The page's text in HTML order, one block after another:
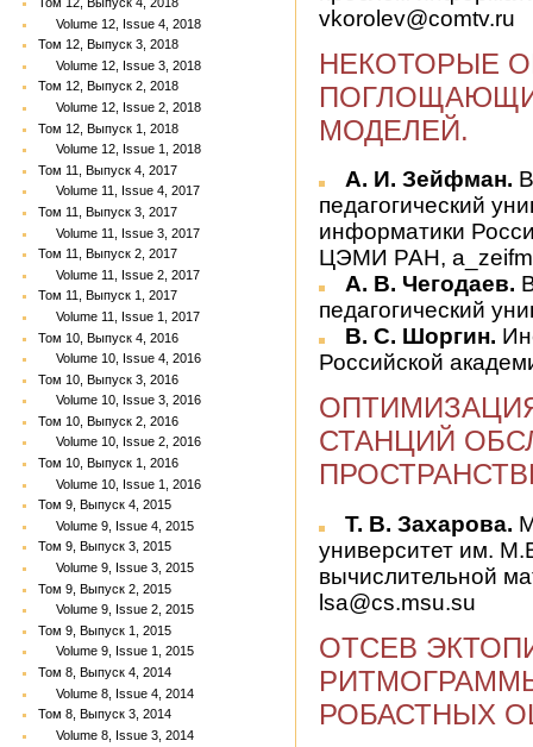
Volume 12, Issue 4, 2018
Том 12, Выпуск 3, 2018
Volume 12, Issue 3, 2018
Том 12, Выпуск 2, 2018
Volume 12, Issue 2, 2018
Том 12, Выпуск 1, 2018
Volume 12, Issue 1, 2018
Том 11, Выпуск 4, 2017
Volume 11, Issue 4, 2017
Том 11, Выпуск 3, 2017
Volume 11, Issue 3, 2017
Том 11, Выпуск 2, 2017
Volume 11, Issue 2, 2017
Том 11, Выпуск 1, 2017
Volume 11, Issue 1, 2017
Том 10, Выпуск 4, 2016
Volume 10, Issue 4, 2016
Том 10, Выпуск 3, 2016
Volume 10, Issue 3, 2016
Том 10, Выпуск 2, 2016
Volume 10, Issue 2, 2016
Том 10, Выпуск 1, 2016
Volume 10, Issue 1, 2016
Том 9, Выпуск 4, 2015
Volume 9, Issue 4, 2015
Том 9, Выпуск 3, 2015
Volume 9, Issue 3, 2015
Том 9, Выпуск 2, 2015
Volume 9, Issue 2, 2015
Том 9, Выпуск 1, 2015
Volume 9, Issue 1, 2015
Том 8, Выпуск 4, 2014
Volume 8, Issue 4, 2014
Том 8, Выпуск 3, 2014
Volume 8, Issue 3, 2014
vkorolev@comtv.ru
НЕКОТОРЫЕ
МОДЕЛЕЙ.
А. И. Зейфман.
педагогический
информатики
ЦЭМИ РАН,
А. В. Чегодаев.
педагогический
В. С. Шоргин.
Российской
СТАНЦИЙ
Т. В. Захарова.
университет им.
вычислительной
lsa@cs.msu.su
ОТСЕВ
РОБАСТНЫХ